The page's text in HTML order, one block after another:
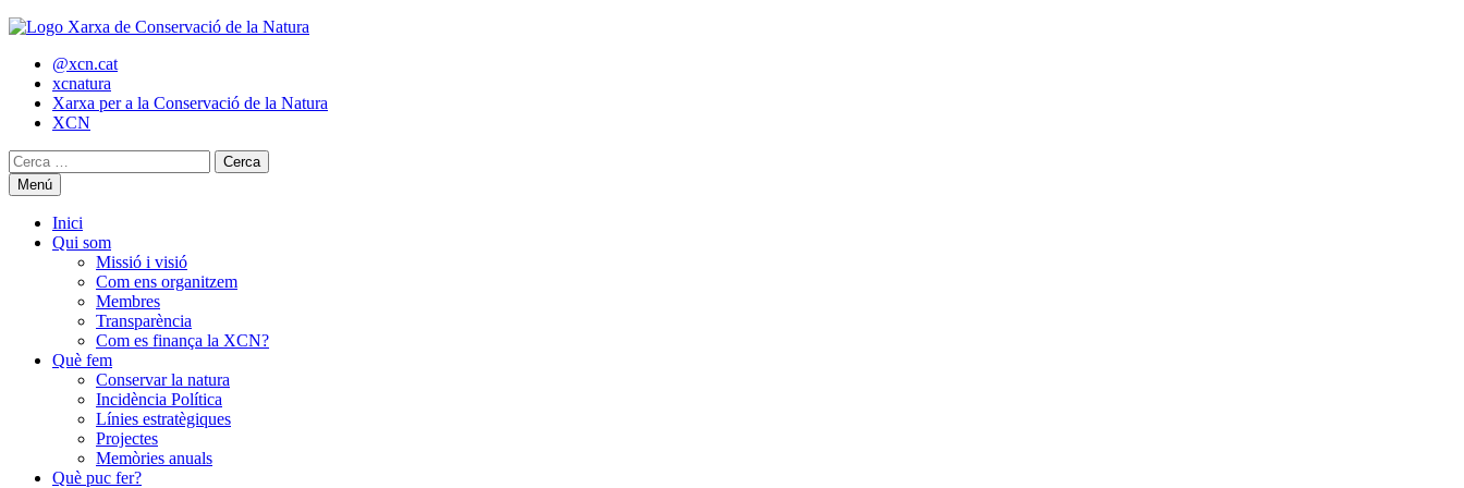
Skip
content@xcn.cat
xcnatura
Xarxa per a la Conservació de la Natura
XCN
Cerca:
Menú
Inici
Qui som
Missió i visió
Com ens organitzem
Membres
Transparència
Com es finança la XCN?
Què fem
Conservar la natura
Incidència Política
Línies estratègiques
Projectes
Memòries anuals
Què puc fer?